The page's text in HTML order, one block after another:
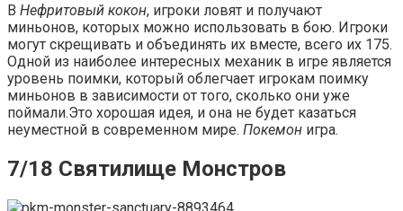
В Нефритовый кокон, игроки ловят и получают
миньонов, которых можно использовать в бою. Игроки
могут скрещивать и объединять их вместе, всего их 175.
Одной из наиболее интересных механик в игре является
уровень поимки, который облегчает игрокам поимку
миньонов в зависимости от того, сколько они уже
поймали.Это хорошая идея, и она не будет казаться
неуместной в современном мире. Покемон игра.
7/18 Святилище Монстров